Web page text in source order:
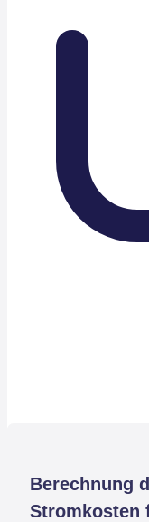
Berechnung
Stromkosten